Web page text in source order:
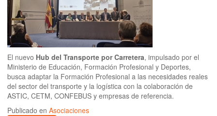
El nuevo Hub del Transporte por Carretera, impulsado por el
Ministerio de Educación, Formación Profesional y Deportes,
busca adaptar la Formación Profesional a las necesidades reales
del sector del transporte y la logística con la colaboración de
ASTIC, CETM, CONFEBUS y empresas de referencia.
Publicado en Asociaciones